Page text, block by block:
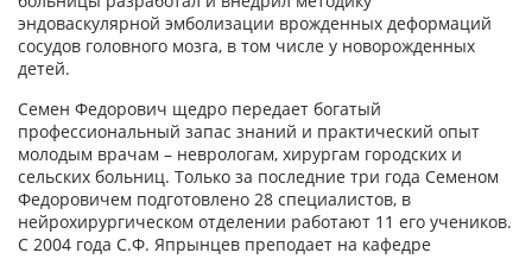
эндоваскулярной эмболизации врожденных деформаций
сосудов головного мозга, в том числе у новорожденных
детей.
Семен Федорович щедро передает богатый
профессиональный запас знаний и практический опыт
молодым врачам – неврологам, хирургам городских и
сельских больниц. Только за последние три года Семеном
Федоровичем подготовлено 28 специалистов, в
нейрохирургическом отделении работают 11 его учеников.
С 2004 года С.Ф. Япрынцев преподает на кафедре